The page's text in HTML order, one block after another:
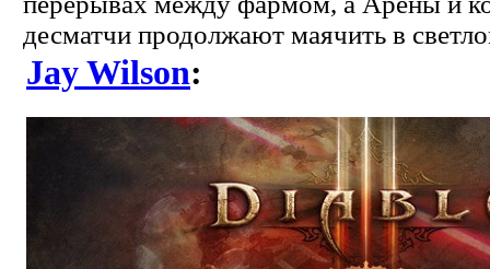
десматчи продолжают маячить в
Jay Wilson: